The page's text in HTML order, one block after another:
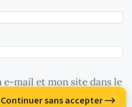
mail et mon site dans le
commentaire.